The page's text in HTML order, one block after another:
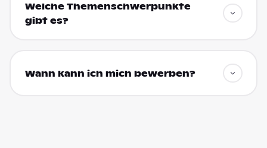
Welche Themenschwerpunkte
gibt es?
Wann kann ich mich bewerben?